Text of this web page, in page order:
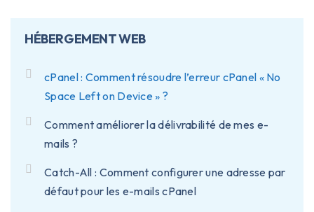
HÉBERGEMENT WEB
cPanel : Comment résoudre l’erreur cPanel « No
Space Left on Device » ?
Comment améliorer la délivrabilité de mes e-
mails ?
Catch-All : Comment configurer une adresse par
défaut pour les e-mails cPanel